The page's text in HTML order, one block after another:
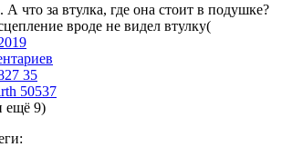
А что за втулка, где она стоит в подушке?
вроде не видел втулку(
35
50537
ещё 9)